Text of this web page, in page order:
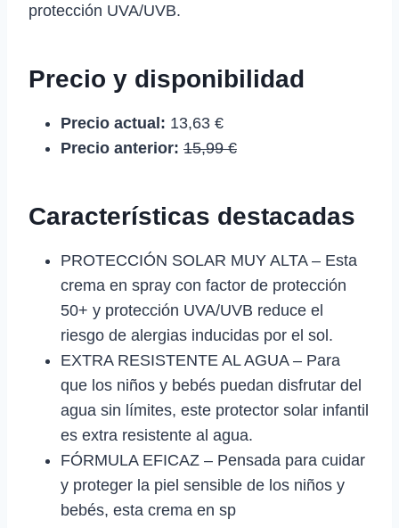
protección UVA/UVB.
Precio y disponibilidad
Precio actual: 13,63 €
Precio anterior: 15,99 €
Características destacadas
PROTECCIÓN SOLAR MUY ALTA – Esta
crema en spray con factor de protección
50+ y protección UVA/UVB reduce el
riesgo de alergias inducidas por el sol.
EXTRA RESISTENTE AL AGUA – Para
que los niños y bebés puedan disfrutar del
agua sin límites, este protector solar infantil
es extra resistente al agua.
FÓRMULA EFICAZ – Pensada para cuidar
y proteger la piel sensible de los niños y
bebés, esta crema en sp